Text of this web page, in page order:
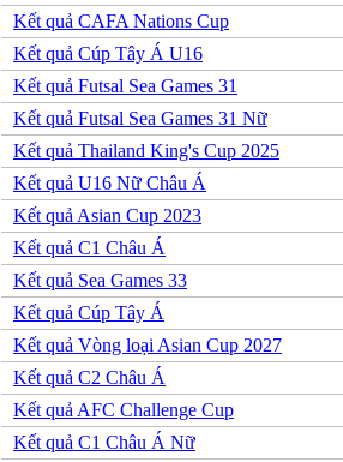
Luxembourg
Montenegro
Na Uy
Phần Lan
Rumany
Slovakia
Síp
Thụy Sỹ
Thụy Điển
Áo
Kết quả CAFA Nations Cup
Kết quả Cúp Tây Á U16
Kết quả Futsal Sea Games 31
Kết quả Futsal Sea Games 31 Nữ
Kết quả Thailand King's Cup 2025
Kết quả U16 Nữ Châu Á
Kết quả Asian Cup 2023
Kết quả C1 Châu Á
Kết quả Sea Games 33
Kết quả Cúp Tây Á
Kết quả Vòng loại Asian Cup 2027
Kết quả C2 Châu Á
Kết quả AFC Challenge Cup
Kết quả C1 Châu Á Nữ